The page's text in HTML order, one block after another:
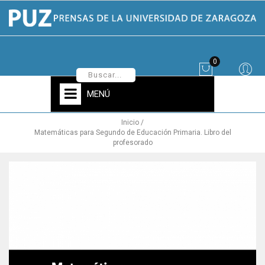
0
MENÚ
Inicio
Matemáticas para Segundo de Educación Primaria. Libro del
profesorado